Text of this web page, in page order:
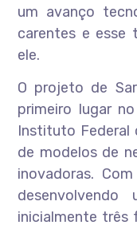
um avanço
carentes e esse
ele.
O projeto de
primeiro lugar
Instituto Federal
de modelos de
inovadoras.
inicialmente três